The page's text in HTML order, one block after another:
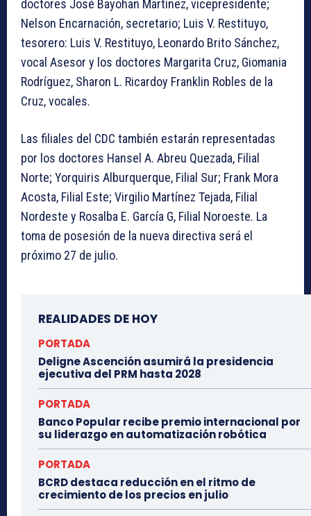
doctores José Bayohan Martínez, vicepresidente;
Nelson Encarnación, secretario; Luis V. Restituyo,
tesorero: Luis V. Restituyo, Leonardo Brito Sánchez,
vocal Asesor y los doctores Margarita Cruz, Giomania
Rodríguez, Sharon L. Ricardoy Franklin Robles de la
Cruz, vocales.
Las filiales del CDC también estarán representadas
por los doctores Hansel A. Abreu Quezada, Filial
Norte; Yorquiris Alburquerque, Filial Sur; Frank Mora
Acosta, Filial Este; Virgilio Martínez Tejada, Filial
Nordeste y Rosalba E. García G, Filial Noroeste. La
toma de posesión de la nueva directiva será el
próximo 27 de julio.
REALIDADES DE HOY
PORTADA
Deligne Ascención asumirá la presidencia
ejecutiva del PRM hasta 2028
PORTADA
Banco Popular recibe premio internacional por
su liderazgo en automatización robótica
PORTADA
BCRD destaca reducción en el ritmo de
crecimiento de los precios en julio